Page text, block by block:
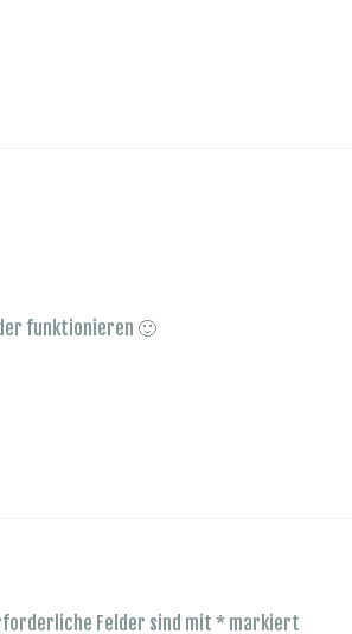
funktionieren 🙂
Felder sind mit * markiert